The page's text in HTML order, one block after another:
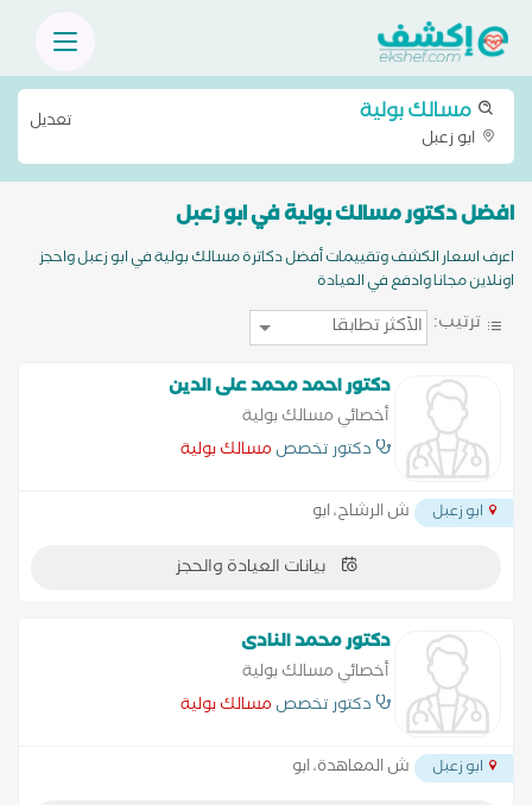
مسالك بولية
ابو زعبل
تعديل
افضل دكتور مسالك بولية في ابو زعبل
اعرف اسعار الكشف وتقييمات أفضل دكاترة مسالك بولية في ابو زعبل واحجز
اونلاين مجانا وادفع في العيادة
ترتيب:
دكتور احمد محمد على الدين
أخصائي مسالك بولية
دكتور تخصص مسالك بولية
ابو زعبل ش الرشاح، ابو
بيانات العيادة والحجز
دكتور محمد النادى
أخصائي مسالك بولية
دكتور تخصص مسالك بولية
ابو زعبل ش المعاهدة، ابو